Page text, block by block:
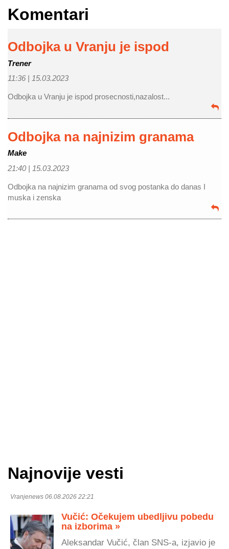
Komentari
Odbojka u Vranju je ispod
Trener
11:36 | 15.03.2023
Odbojka u Vranju je ispod prosecnosti,nazalost...
Odbojka na najnizim granama
Make
21:40 | 15.03.2023
Odbojka na najnizim granama od svog postanka do danas I
muska i zenska
Najnovije vesti
Vranjenews 06.08.2026 22:21
Vučić: Očekujem ubedljivu pobedu
na izborima »
Aleksandar Vučić, član SNS-a, izjavio je